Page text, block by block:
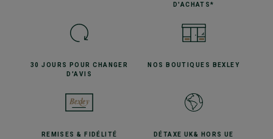
D'ACHATS*
30 JOURS POURCHANGER
D'AVIS
NOS BOUTIQUES BEXLEY
REMISES& FIDÉLITÉ DÉTAXE UK& HORS UE